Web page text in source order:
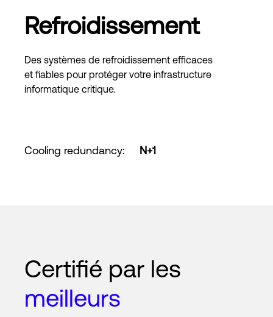
Refroidissement
Des systèmes de refroidissement efficaces
et fiables pour protéger votre infrastructure
informatique critique.
Cooling redundancy: N+1
Certifié par les
meilleurs